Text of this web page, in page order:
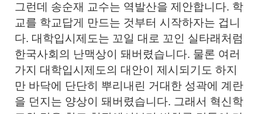
그런데 송순재 교수는 역발산을 제안합니다. 학
교를 학교답게 만드는 것부터 시작하자는 겁니
다. 대학입시제도는 꼬일 대로 꼬인 실타래처럼
한국사회의 난맥상이 돼버렸습니다. 물론 여러
가지 대학입시제도의 대안이 제시되기도 하지
만 바닥에 단단히 뿌리내린 거대한 성곽에 계란
을 던지는 양상이 돼버렸습니다. 그래서 혁신학